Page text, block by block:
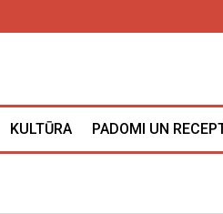
KULTŪRA PADOMI UN